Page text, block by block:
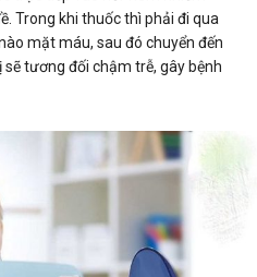
Trong khi thuốc thì phải đi qua
mặt máu, sau đó chuyển đến
tương đối chậm trễ, gây bệnh